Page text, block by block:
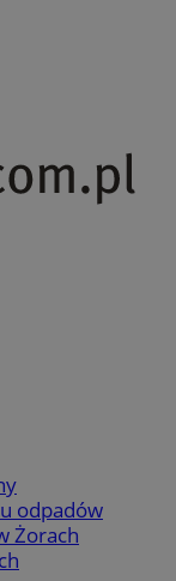
odpadów
Żorach